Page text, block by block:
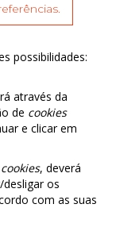
possibilidades:
através da
de cookies
e clicar em
cookies, deverá
desligar os
com as suas